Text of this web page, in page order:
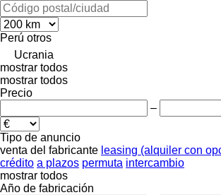
Perú otros
Ucrania
mostrar todos
mostrar todos
Precio
–
Tipo de anuncio
venta del fabricante leasing (alquiler con
crédito a plazos permuta intercambio
mostrar todos
Año de fabricación